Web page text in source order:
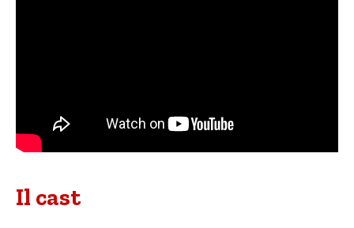
Il cast